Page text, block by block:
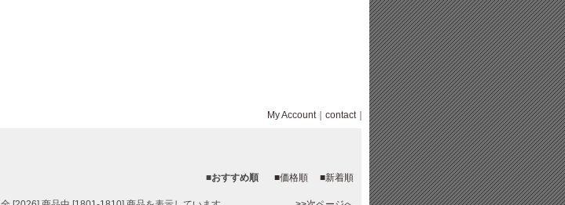
My Account｜ contact｜
■おすすめ順 ■価格順 ■新着順